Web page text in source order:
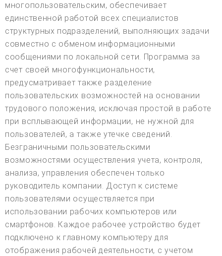
многопользовательским, обеспечивает
единственной работой всех специалистов
структурных подразделений, выполняющих задачи
совместно с обменом информационными
сообщениями по локальной сети. Программа за
счет своей многофункциональности,
предусматривает также разделение
пользовательских возможностей на основании
трудового положения, исключая простой в работе
при всплывающей информации, не нужной для
пользователей, а также утечке сведений.
Безграничными пользовательскими
возможностями осуществления учета, контроля,
анализа, управления обеспечен только
руководитель компании. Доступ к системе
пользователями осуществляется при
использовании рабочих компьютеров или
смартфонов. Каждое рабочее устройство будет
подключено к главному компьютеру для
отображения рабочей деятельности, с учетом